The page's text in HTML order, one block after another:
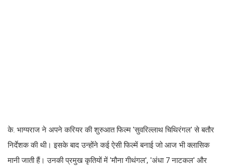
के. भाग्यराज ने अपने करियर की शुरुआत फिल्म 'सुवरिल्लाथ चिथिरंगल' से बतौर
निर्देशक की थी। इसके बाद उन्होंने कई ऐसी फिल्में बनाई जो आज भी क्लासिक
मानी जाती हैं। उनकी प्रमुख कृतियों में 'मौना गीथंगल', 'अंधा 7 नाटकल' और